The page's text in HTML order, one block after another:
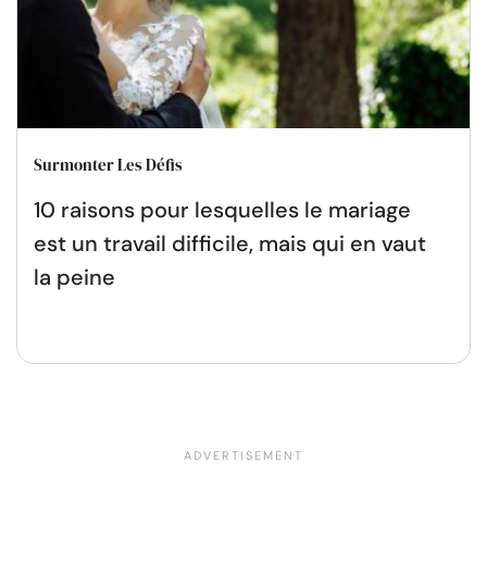
Surmonter Les Défis
10 raisons pour lesquelles le mariage
est un travail difficile, mais qui en vaut
la peine